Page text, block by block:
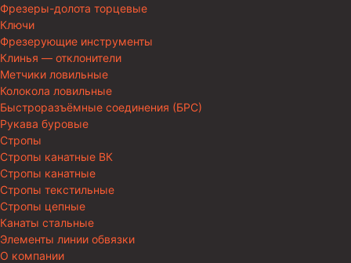
Фрезеры-долота торцевые
Ключи
Фрезерующие инструменты
Клинья — отклонители
Метчики ловильные
Колокола ловильные
Быстроразъёмные соединения (БРС)
Рукава буровые
Стропы
Стропы канатные ВК
Стропы канатные
Стропы текстильные
Стропы цепные
Канаты стальные
Элементы линии обвязки
О компании